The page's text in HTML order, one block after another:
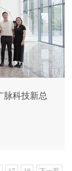
脉科技新总